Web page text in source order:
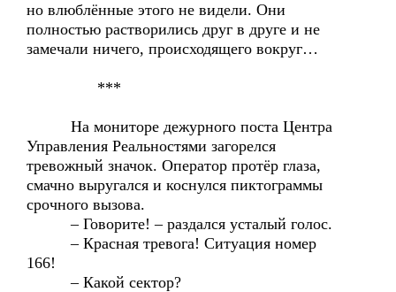
но влюблённые этого не видели. Они
полностью растворились друг в друге и не
замечали ничего, происходящего вокруг…
***
На мониторе дежурного поста Центра
Управления Реальностями загорелся
тревожный значок. Оператор протёр глаза,
смачно выругался и коснулся пиктограммы
срочного вызова.
– Говорите! – раздался усталый голос.
– Красная тревога! Ситуация номер
166!
– Какой сектор?